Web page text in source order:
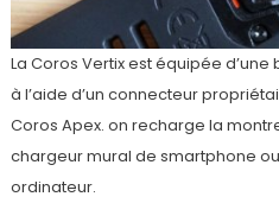
La Coros Vertix est équipée
à l’aide d’un connecteur
Coros Apex. on recharge la
chargeur mural de smartphone
ordinateur.